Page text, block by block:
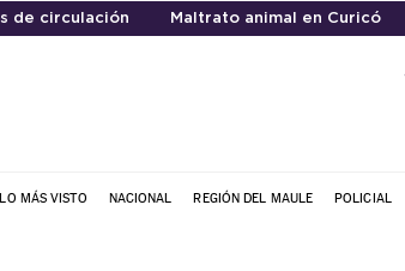
de circulación Maltrato animal en Curicó
LO MÁS VISTO NACIONAL REGIÓN DEL MAULE POLICIAL